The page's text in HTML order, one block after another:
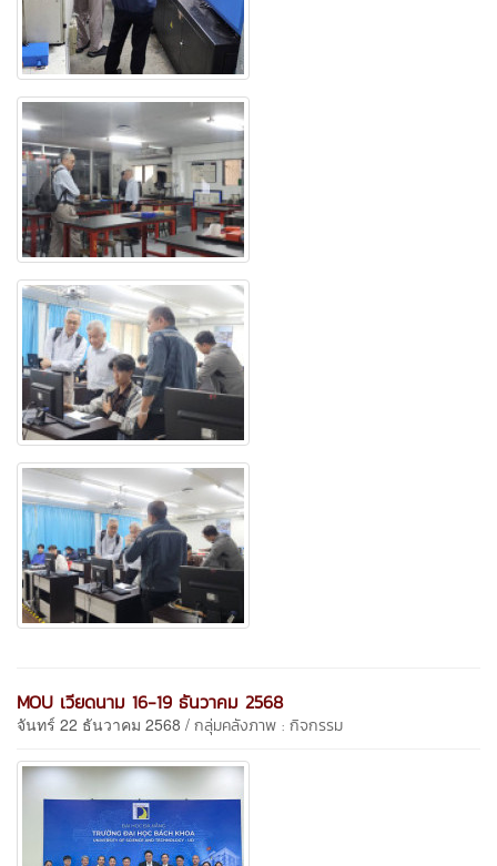
MOU เวียดนาม 16-19 ธันวาคม 2568
จันทร์ 22 ธันวาคม 2568 / กลุ่มคลังภาพ : กิจกรรม